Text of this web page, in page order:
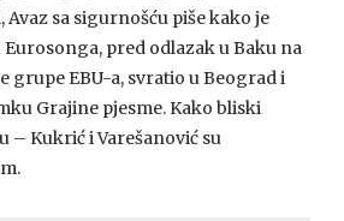
sa sigurnošću piše kako je
pred odlazak u Baku na
grupe EBU-a, svratio u Beograd i
Grajine pjesme. Kako bliski
– Kukrić i Varešanović su